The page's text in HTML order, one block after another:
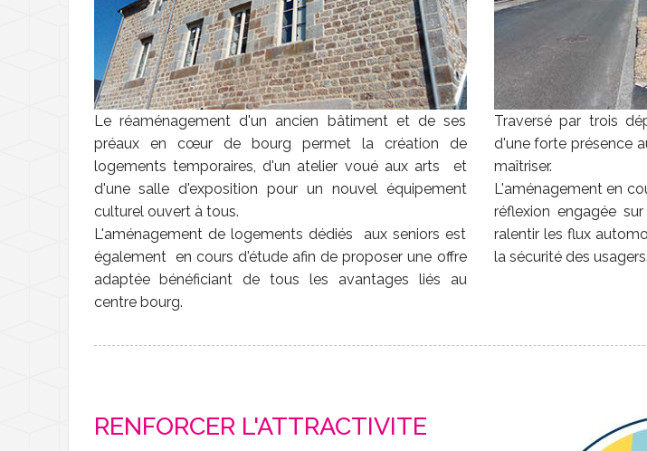
Le réaménagement d'un ancien bâtiment et de ses
préaux en cœur de bourg permet la création de
logements temporaires, d'un atelier voué aux arts et
d'une salle d'exposition pour un nouvel équipement
culturel ouvert à tous.
L'aménagement de logements dédiés aux seniors est
également en cours d'étude afin de proposer une offre
adaptée bénéficiant de tous les avantages liés au
centre bourg.
Traversé par trois
d'une forte présence
maîtriser.
L'aménagement en
réflexion engagée
ralentir les flux
la sécurité des usagers.
RENFORCER L'ATTRACTIVITE